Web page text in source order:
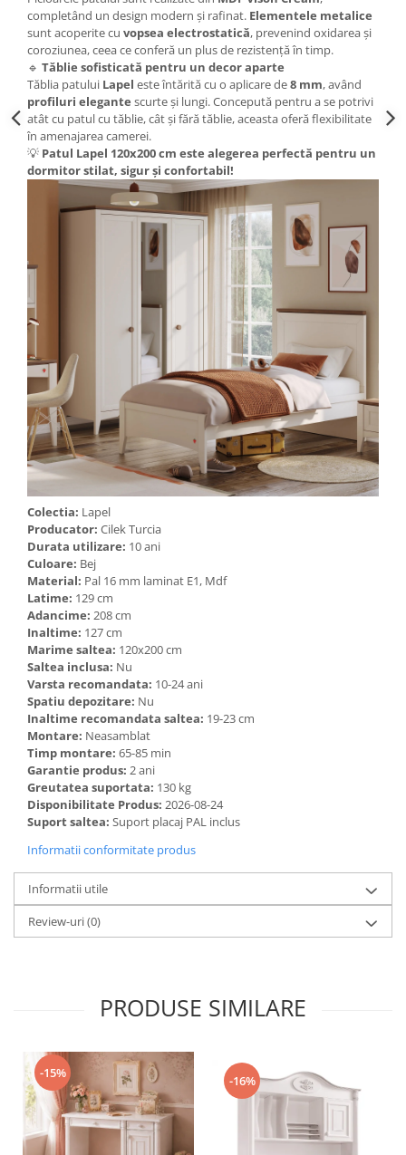
completând un design modern și rafinat. Elementele metalice
sunt acoperite cu vopsea electrostatică, prevenind oxidarea și
coroziunea, ceea ce conferă un plus de rezistență în timp.
🔹 Tăblie sofisticată pentru un decor aparte
Tăblia patului Lapel este întărită cu o aplicare de8 mm, având
profiluri elegante scurte și lungi. Concepută pentru a se potrivi
atât cu patul cu tăblie, cât și fără tăblie, aceasta oferă flexibilitate
în amenajarea camerei.
💡 Patul Lapel 120x200 cm este alegerea perfectă pentru un
dormitor stilat, sigur și confortabil!
Colectia: Lapel
Producator: Cilek Turcia
Durata utilizare: 10 ani
Culoare: Bej
Material: Pal 16 mm laminat E1, Mdf
Latime: 129 cm
Adancime: 208 cm
Inaltime: 127 cm
Marime saltea: 120x200 cm
Saltea inclusa: Nu
Varsta recomandata: 10-24 ani
Spatiu depozitare: Nu
Inaltime recomandata saltea: 19-23 cm
Montare: Neasamblat
Timp montare: 65-85 min
Garantie produs: 2 ani
Greutatea suportata: 130 kg
Disponibilitate Produs: 2026-08-24
Suport saltea: Suport placaj PAL inclus
Informatii conformitate produs
Informatii utile
Review-uri(0)
PRODUSE SIMILARE
-15%
-16%